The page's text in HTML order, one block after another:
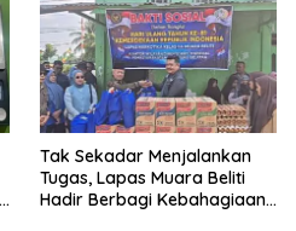
Tak Sekadar Menjalankan
Tugas, Lapas Muara Beliti
Hadir Berbagi Kebahagiaan